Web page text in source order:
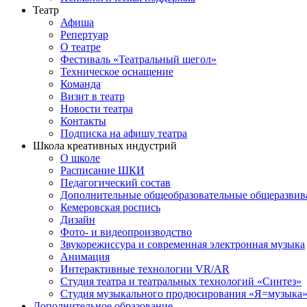
Театр
Афиша
Репертуар
О театре
Фестиваль «Театральный щегол»
Техническое оснащение
Команда
Визит в театр
Новости театра
Контакты
Подписка на афишу театра
Школа креативных индустрий
О школе
Расписание ШКИ
Педагогический состав
Дополнительные общеобразовательные
Кемеровская роспись
Дизайн
Фото- и видеопроизводство
Звукорежиссура и современная электронная музыка
Анимация
Интерактивные технологии VR/AR
Студия театра и театральных технологий «Синтез»
Студия музыкального продюсирования «Я=музыка»